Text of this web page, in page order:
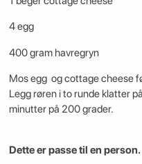
4 egg
400 gram havregryn
Mos egg og cottage cheese
Legg røren i to runde klatter
minutter på 200 grader.
Dette er passe til en person.